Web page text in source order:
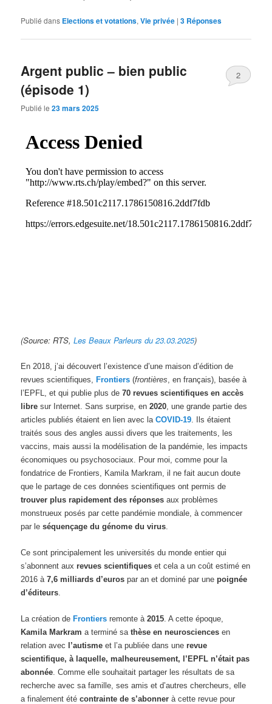
Publié dans Elections et votations,Vie privée |3 Réponses
Argent public – bien public
(épisode 1)
Publié le23 mars 2025
2
(Source: RTS,Les Beaux Parleurs du 23.03.2025)
En 2018, j’ai découvert l’existence d’une maison d’édition de
revues scientifiques,Frontiers (frontières , en français), basée à
l’EPFL, et qui publie plus de70 revues scientifiques en accès
libre sur Internet. Sans surprise, en2020 , une grande partie des
articles publiés étaient en lien avec laCOVID-19 . Ils étaient
traités sous des angles aussi divers que les traitements, les
vaccins, mais aussi la modélisation de la pandémie, les impacts
économiques ou psychosociaux. Pour moi, comme pour la
fondatrice de Frontiers, Kamila Markram, il ne fait aucun doute
que le partage de ces données scientifiques ont permis de
trouver plus rapidement des réponses aux problèmes
monstrueux posés par cette pandémie mondiale, à commencer
par leséquençage du génome du virus
Ce sont principalement les universités du monde entier qui
s’abonnent auxrevues scientifiques et cela a un coût estimé en
2016 à7,6 milliards d’euros par an et dominé par unepoignée
d’éditeurs
La création de Frontiers remonte à2015 . A cette époque,
Kamila Markram a terminé sathèse en neurosciences en
relation avec
l’autisme et l’a publiée dans unerevue
scientifique, à laquelle, malheureusement, l’EPFL n’était pas
abonnée . Comme elle souhaitait partager les résultats de sa
recherche avec sa famille, ses amis et d’autres chercheurs, elle
a finalement étécontrainte de s’abonner à cette revue pour